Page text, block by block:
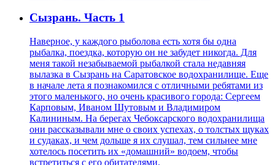
Сызрань. Часть 1
Наверное, у каждого рыболова есть хотя бы одна
рыбалка, поездка, которую он не забудет никогда. Для
меня такой незабываемой рыбалкой стала недавняя
вылазка в Сызрань на Саратовское водохранилище. Еще
в начале лета я познакомился с отличными ребятами из
этого маленького, но очень красивого города: Сергеем
Карповым, Иваном Шутовым и Владимиром
Калининым. На берегах Чебоксарского водохранилища
они рассказывали мне о своих успехах, о толстых щуках
и судаках, и чем дольше я их слушал, тем сильнее мне
хотелось посетить их «домашний» водоем, чтобы
встретиться с его обитателями.